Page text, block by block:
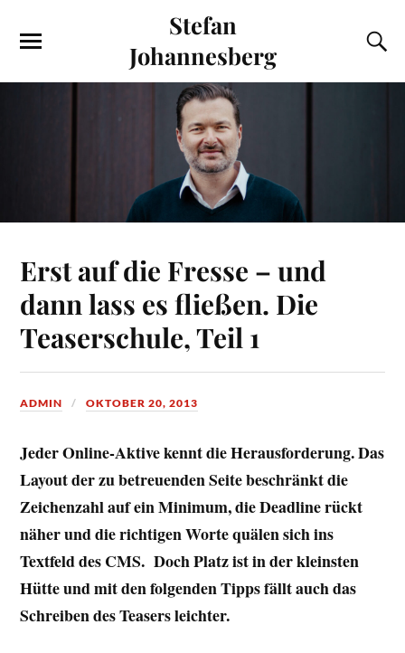
Stefan
Johannesberg
Erst auf die Fresse – und
dann lass es fließen. Die
Teaserschule, Teil 1
ADMIN OKTOBER 20, 2013
Jeder Online-Aktive kennt die Herausforderung. Das
Layout der zu betreuenden Seite beschränkt die
Zeichenzahl auf ein Minimum, die Deadline rückt
näher und die richtigen Worte quälen sich ins
Textfeld des CMS. Doch Platz ist in der kleinsten
Hütte und mit den folgenden Tipps fällt auch das
Schreiben des Teasers leichter.